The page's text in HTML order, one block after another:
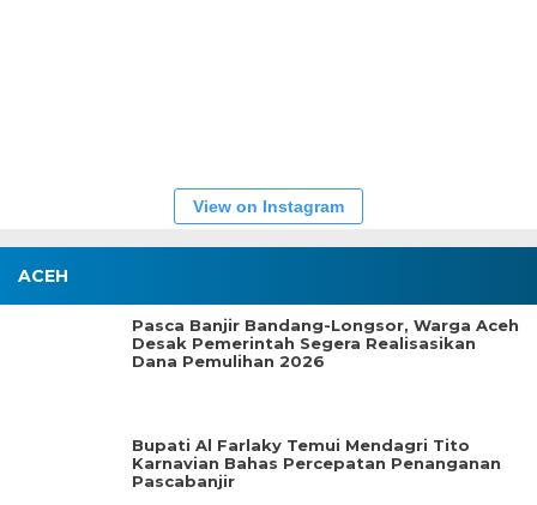
View on Instagram
ACEH
Pasca Banjir Bandang-Longsor, Warga Aceh
Desak Pemerintah Segera Realisasikan
Dana Pemulihan 2026
Bupati Al Farlaky Temui Mendagri Tito
Karnavian Bahas Percepatan Penanganan
Pascabanjir